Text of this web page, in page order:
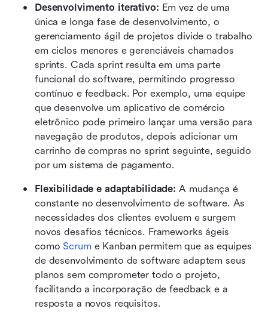
Desenvolvimento iterativo: Em vez de uma
única e longa fase de desenvolvimento, o
gerenciamento ágil de projetos divide o trabalho
em ciclos menores e gerenciáveis chamados
sprints. Cada sprint resulta em uma parte
funcional do software, permitindo progresso
contínuo e feedback. Por exemplo, uma equipe
que desenvolve um aplicativo de comércio
eletrônico pode primeiro lançar uma versão para
navegação de produtos, depois adicionar um
carrinho de compras no sprint seguinte, seguido
por um sistema de pagamento.
Flexibilidade e adaptabilidade: A mudança é
constante no desenvolvimento de software. As
necessidades dos clientes evoluem e surgem
novos desafios técnicos. Frameworks ágeis
como Scrum e Kanban permitem que as equipes
de desenvolvimento de software adaptem seus
planos sem comprometer todo o projeto,
facilitando a incorporação de feedback e a
resposta a novos requisitos.